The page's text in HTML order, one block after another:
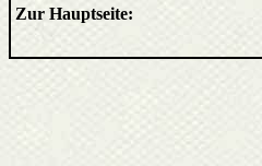
Zur Hauptseite: